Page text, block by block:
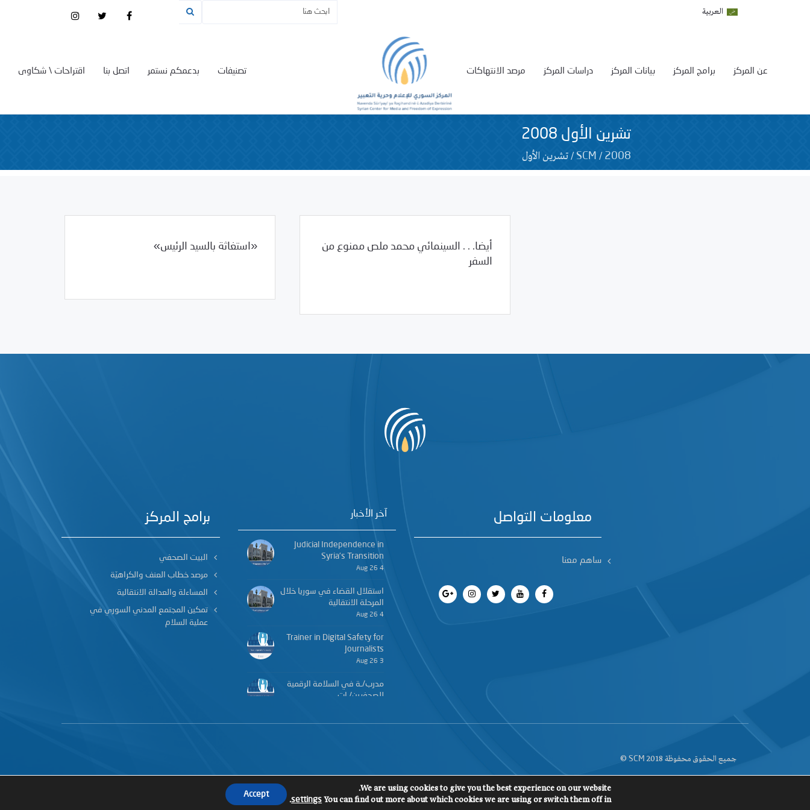
العربية
اقتراحات \ شكاوى اتصل بنا بدعمكم نستمر تصنيفات مرصد الانتهاكات دراسات المركز بيانات المركز برامج المركز عن المركز
تشرين الأول 2008
SCM / 2008
/تشرين الأول
«استغاثة بالسيد الرئيس»
أيضا. . . السينمائي محمد ملص ممنوع من
السفر
برامج المركز
البيت الصحفي
مرصد خطاب العنف والكراهيّة
المساءلة والعدالة الانتقالية
تمكين المجتمع المدني السوري في
عملية السلام
آخر الأخبار
Judicial Independence in
Syria’s Transition
4 Aug 26
استقلال القضاء في سوريا خلال
المرحلة الانتقالية
4 Aug 26
Trainer in Digital Safety for
Journalists
3 Aug 26
مدرب/ـة في السلامة الرقمية
للصحفيين/ـات
معلومات التواصل
ساهم معنا
جميع الحقوق محفوظة 2018 SCM
©
We are using cookies to give you the best experience on our website.
You can find out more about which cookies we are using or switch them off in
settings
.
Accept